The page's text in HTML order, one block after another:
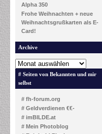
Alpha 350
Frohe Weihnachten + neue
Weihnachtsgrußkarten als E-
Card!
Archive
# Seiten von Bekannten und mir
selbst
# fh-forum.org
# Geldverdienen €€-
# imBILDE.at
# Mein Photoblog